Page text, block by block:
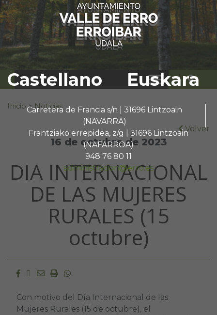
Castellano Euskara
Carretera de Francia s/n | 31696 Lintzoain
(NAVARRA)
Frantziako errepidea, z/g | 31696 Lintzoain
(NAFARROA)
948 76 80 11
administracion@erro.es
Buscar:
Inicio > Noticias
Volver
16 de octubre de 2023
DIA INTERNACIONAL
DE LAS MUJERES
RURALES (15
octubre)
Facebook
Twitter
EmailImprimir
Whatsapp
Con motivo del Día Internacional de las
Mujeres Rurales (15 de octubre), el